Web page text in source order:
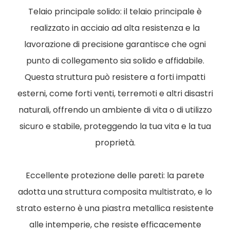
Telaio principale solido: il telaio principale è
realizzato in acciaio ad alta resistenza e la
lavorazione di precisione garantisce che ogni
punto di collegamento sia solido e affidabile.
Questa struttura può resistere a forti impatti
esterni, come forti venti, terremoti e altri disastri
naturali, offrendo un ambiente di vita o di utilizzo
sicuro e stabile, proteggendo la tua vita e la tua
proprietà.
Eccellente protezione delle pareti: la parete
adotta una struttura composita multistrato, e lo
strato esterno è una piastra metallica resistente
alle intemperie, che resiste efficacemente